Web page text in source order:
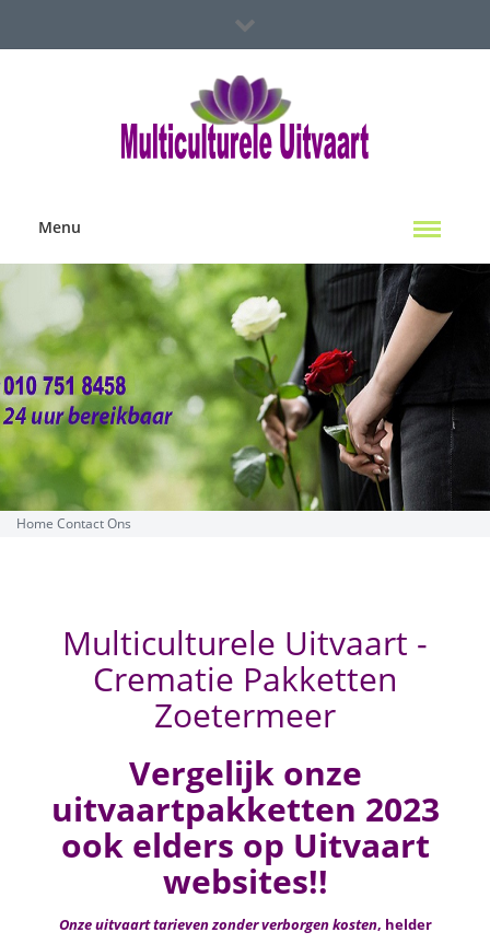
Spoed Hulp Nodig?
Multiculterele Uitvaart Locaties
Contact Ons
Menu
Home Contact Ons
Multiculturele Uitvaart -
Crematie Pakketten
Zoetermeer
Vergelijk onze
uitvaartpakketten 2023
ook elders op Uitvaart
websites!!
Onze uitvaart tarieven zonder verborgen kosten, helder